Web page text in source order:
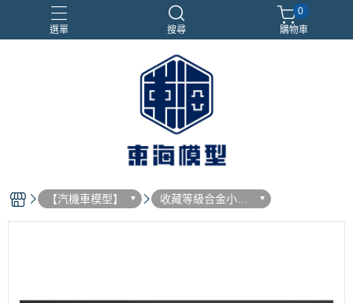
選單 搜尋
合金車
閃電霹靂車
電子雞/塔麻可吉/塔麻歌子
0
購物車
【汽機車模型】
收藏等級合金小汽
車